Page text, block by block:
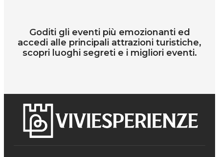
Goditi gli eventi più emozionanti ed
accedi alle principali attrazioni turistiche,
scopri luoghi segreti e i migliori eventi.